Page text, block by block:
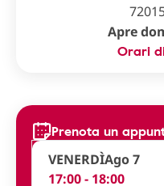
Apre
Orari
Prenota un
VENERDÌAgo 7
17:00 - 18:00